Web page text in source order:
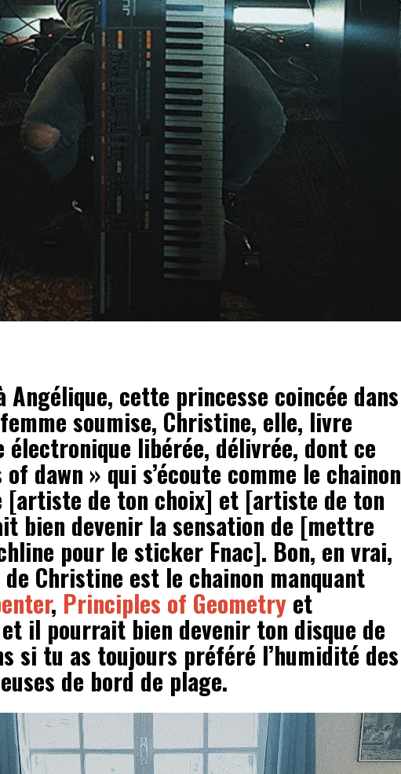
Angélique, cette princesse coincée dans
soumise, Christine, elle, livre
électronique libérée, délivrée, dont ce
dawn » qui s’écoute comme le chainon
[artiste de ton choix] et [artiste de ton
bien devenir la sensation de [mettre
pour le sticker Fnac]. Bon, en vrai,
Christine est le chainon manquant
, Principles of Geometry et
et il pourrait bien devenir ton disque de
si tu as toujours préféré l’humidité des
de bord de plage.